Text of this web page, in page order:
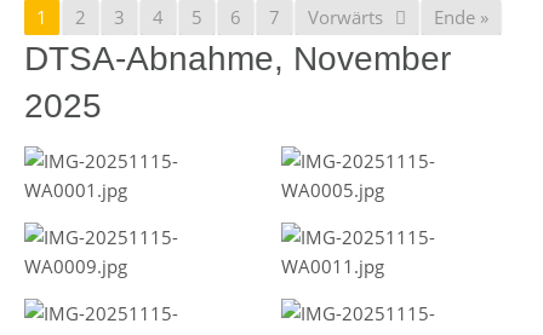
1 2 3 4 5 6 7 Vorwärts Ende »
DTSA-Abnahme, November
2025